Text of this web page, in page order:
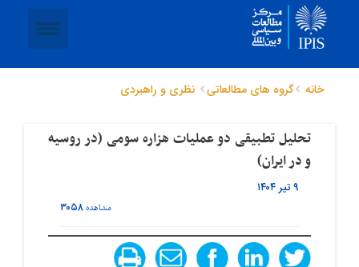
خانه گروه های مطالعاتی نظری و راهبردی
تحلیل تطبیقی دو عملیات هزاره سومی (در روسیه
و در ایران)
۹ تیر ۱۴۰۴
مشاهده۳۰۵۸